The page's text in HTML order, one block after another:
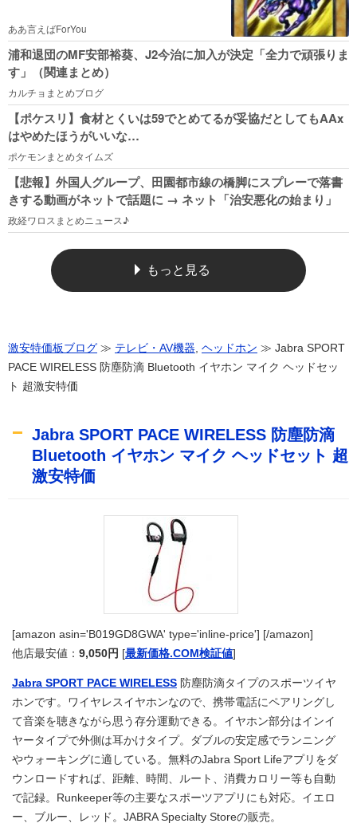
ああ言えばForYou
浦和退団のMF安部裕葵、J2今治に加入が決定「全力で頑張りま
す」（関連まとめ）
カルチョまとめブログ
【ポケスリ】食材とくいは59でとめてるが妥協だとしてもAAx
はやめたほうがいいな…
ポケモンまとめタイムズ
【悲報】外国人グループ、田園都市線の橋脚にスプレーで落書
きする動画がネットで話題に → ネット「治安悪化の始まり」
政経ワロスまとめニュース♪
もっと見る
激安特価板ブログ ≫ テレビ・AV機器, ヘッドホン ≫ Jabra SPORT
PACE WIRELESS 防塵防滴 Bluetooth イヤホン マイク ヘッドセッ
ト 超激安特価
Jabra SPORT PACE WIRELESS 防塵防滴
Bluetooth イヤホン マイク ヘッドセット 超
激安特価
[amazon asin='B019GD8GWA' type='inline-price'] [/amazon]
他店最安値： 9,050円 [最新価格.COM検証値]
Jabra SPORT PACE WIRELESS 防塵防滴タイプのスポーツイヤ
ホンです。ワイヤレスイヤホンなので、携帯電話にペアリングし
て音楽を聴きながら思う存分運動できる。イヤホン部分はインイ
ヤータイプで外側は耳かけタイプ。ダブルの安定感でランニング
やウォーキングに適している。無料のJabra Sport Lifeアプリをダ
ウンロードすれば、距離、時間、ルート、消費カロリー等も自動
で記録。Runkeeper等の主要なスポーツアプリにも対応。イエロ
ー、ブルー、レッド。JABRA Specialty Storeの販売。